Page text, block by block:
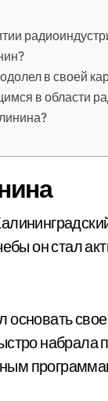
в своей
в области
он стал
набрала